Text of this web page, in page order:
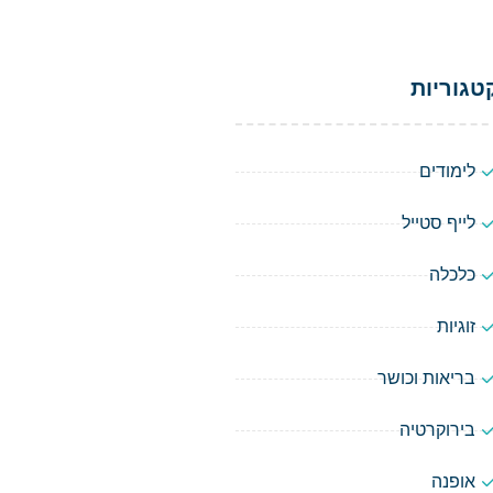
לימודים
לייף סטייל
כלכלה
זוגיות
בריאות וכושר
בירוקרטיה
אופנה